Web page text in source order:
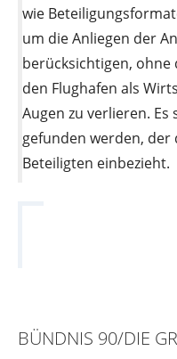
wie
um die Anliegen der
berücksichtigen,
den Flughafen als
Augen zu verlieren.
gefunden werden, der
Beteiligten einbezieht.
BÜNDNIS 90/DIE